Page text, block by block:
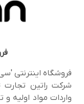
فروشگاه اینترنتی
شرکت راتین
واردات مواد اولیه و